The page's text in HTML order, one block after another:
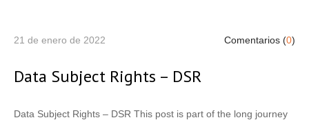
21 de enero de 2022 Comentarios (0)
Data Subject Rights – DSR
Data Subject Rights – DSR This post is part of the long journey